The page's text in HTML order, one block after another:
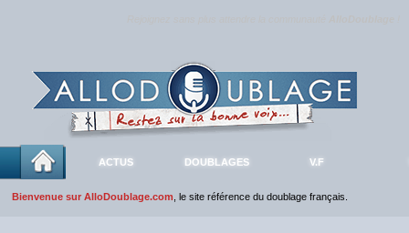
ACTUS DOUBLAGES V.F
Bienvenue sur AlloDoublage.com , le site référence du doublage français.